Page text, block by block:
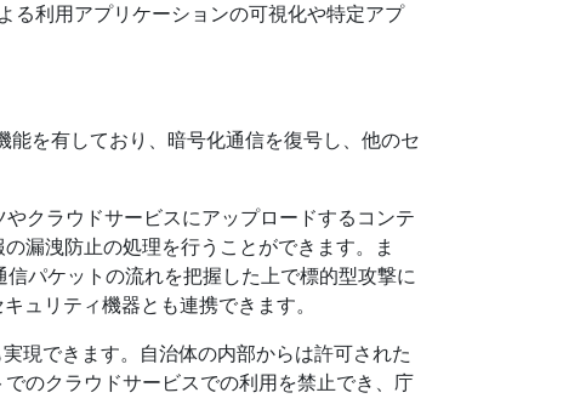
る利用アプリケーションの可視化や特定アプ
を有しており、暗号化通信を復号し、他のセ
クラウドサービスにアップロードするコンテ
漏洩防止の処理を行うことができます。ま
パケットの流れを把握した上で標的型攻撃に
ュリティ機器とも連携できます。
現できます。自治体の内部からは許可された
のクラウドサービスでの利用を禁止でき、庁